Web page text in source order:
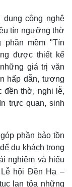
công nghệ
tín ngưỡng thờ
phần mềm "Tín
được thiết kế
giá trị văn
hấp dẫn, tương
đền thờ, nghi lễ,
trực quan, sinh
phần bảo tồn
du khách trong
nghiệm và hiểu
hội Đền Hạ –
lan tỏa những